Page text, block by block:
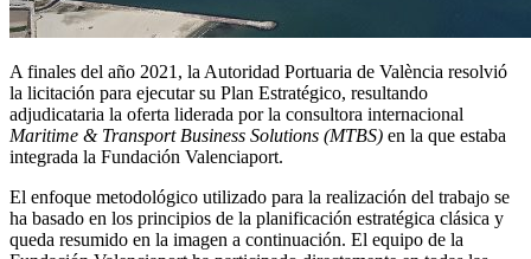
A finales del año 2021, la Autoridad Portuaria de València resolvió
la licitación para ejecutar su Plan Estratégico, resultando
adjudicataria la oferta liderada por la consultora internacional
Maritime & Transport Business Solutions (MTBS) en la que estaba
integrada la Fundación Valenciaport.
El enfoque metodológico utilizado para la realización del trabajo se
ha basado en los principios de la planificación estratégica clásica y
queda resumido en la imagen a continuación. El equipo de la